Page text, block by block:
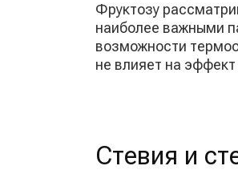
Фруктозу
наиболее важными
возможности
не влияет на
Стевия и